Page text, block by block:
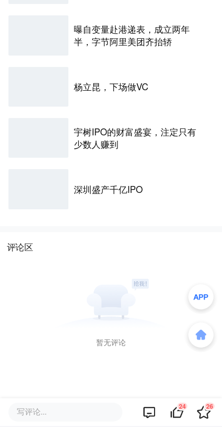
曝自变量赴港递表，成立两年
半，字节阿里美团齐抬轿
杨立昆，下场做VC
宇树IPO的财富盛宴，注定只有
少数人赚到
深圳盛产千亿IPO
评论区
暂无评论
写评论... 24 26